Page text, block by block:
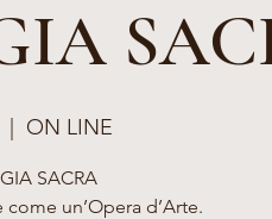
ON LINE
SACRA
un’Opera d’Arte.